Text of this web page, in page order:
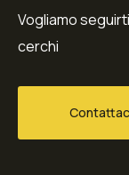
Vogliamo
cerchi